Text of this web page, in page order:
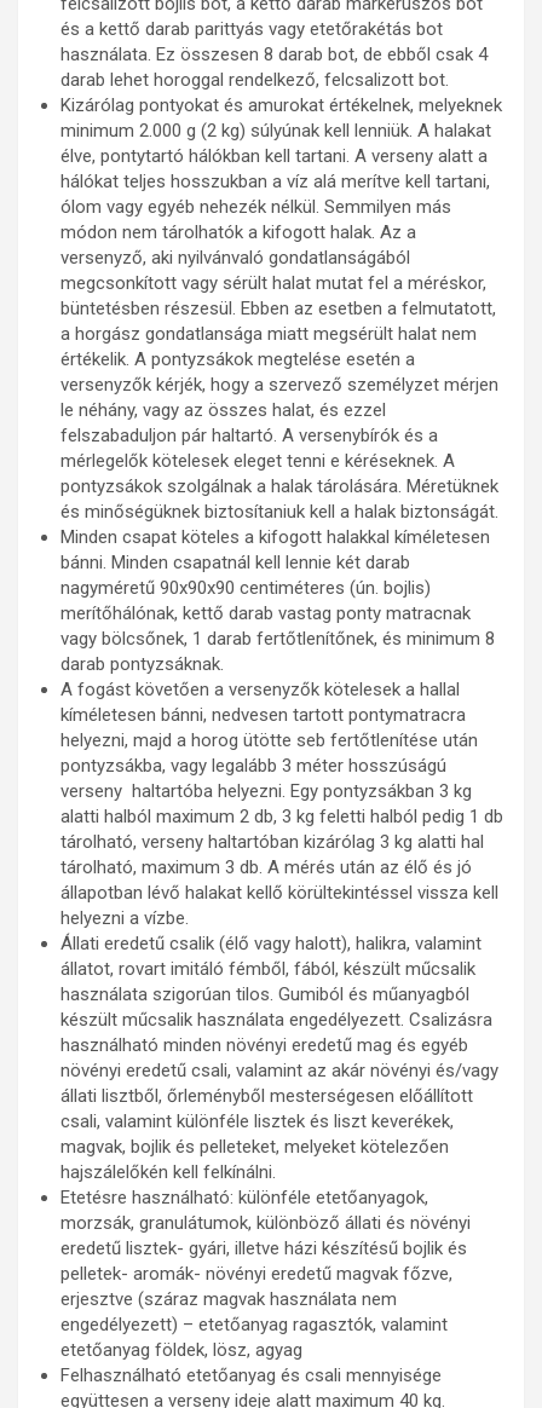
és a kettő darab parittyás vagy etetőrakétás bot
használata. Ez összesen 8 darab bot, de ebből csak 4
darab lehet horoggal rendelkező, felcsalizott bot.
Kizárólag pontyokat és amurokat értékelnek, melyeknek
minimum 2.000 g (2 kg) súlyúnak kell lenniük. A halakat
élve, pontytartó hálókban kell tartani. A verseny alatt a
hálókat teljes hosszukban a víz alá merítve kell tartani,
ólom vagy egyéb nehezék nélkül. Semmilyen más
módon nem tárolhatók a kifogott halak. Az a
versenyző, aki nyilvánvaló gondatlanságából
megcsonkított vagy sérült halat mutat fel a méréskor,
büntetésben részesül. Ebben az esetben a felmutatott,
a horgász gondatlansága miatt megsérült halat nem
értékelik. A pontyzsákok megtelése esetén a
versenyzők kérjék, hogy a szervező személyzet mérjen
le néhány, vagy az összes halat, és ezzel
felszabaduljon pár haltartó. A versenybírók és a
mérlegelők kötelesek eleget tenni e kéréseknek. A
pontyzsákok szolgálnak a halak tárolására. Méretüknek
és minőségüknek biztosítaniuk kell a halak biztonságát.
Minden csapat köteles a kifogott halakkal kíméletesen
bánni. Minden csapatnál kell lennie két darab
nagyméretű 90x90x90 centiméteres (ún. bojlis)
merítőhálónak, kettő darab vastag ponty matracnak
vagy bölcsőnek, 1 darab fertőtlenítőnek, és minimum 8
darab pontyzsáknak.
A fogást követően a versenyzők kötelesek a hallal
kíméletesen bánni, nedvesen tartott pontymatracra
helyezni, majd a horog ütötte seb fertőtlenítése után
pontyzsákba, vagy legalább 3 méter hosszúságú
verseny haltartóba helyezni. Egy pontyzsákban 3 kg
alatti halból maximum 2 db, 3 kg feletti halból pedig 1 db
tárolható, verseny haltartóban kizárólag 3 kg alatti hal
tárolható, maximum 3 db. A mérés után az élő és jó
állapotban lévő halakat kellő körültekintéssel vissza kell
helyezni a vízbe.
Állati eredetű csalik (élő vagy halott), halikra, valamint
állatot, rovart imitáló fémből, fából, készült műcsalik
használata szigorúan tilos. Gumiból és műanyagból
készült műcsalik használata engedélyezett. Csalizásra
használható minden növényi eredetű mag és egyéb
növényi eredetű csali, valamint az akár növényi és/vagy
állati lisztből, őrleményből mesterségesen előállított
csali, valamint különféle lisztek és liszt keverékek,
magvak, bojlik és pelleteket, melyeket kötelezően
hajszálelőkén kell felkínálni.
Etetésre használható: különféle etetőanyagok,
morzsák, granulátumok, különböző állati és növényi
eredetű lisztek- gyári, illetve házi készítésű bojlik és
pelletek- aromák- növényi eredetű magvak főzve,
erjesztve (száraz magvak használata nem
engedélyezett) – etetőanyag ragasztók, valamint
etetőanyag földek, lösz, agyag
Felhasználható etetőanyag és csali mennyisége
együttesen a verseny ideje alatt maximum 40 kg.